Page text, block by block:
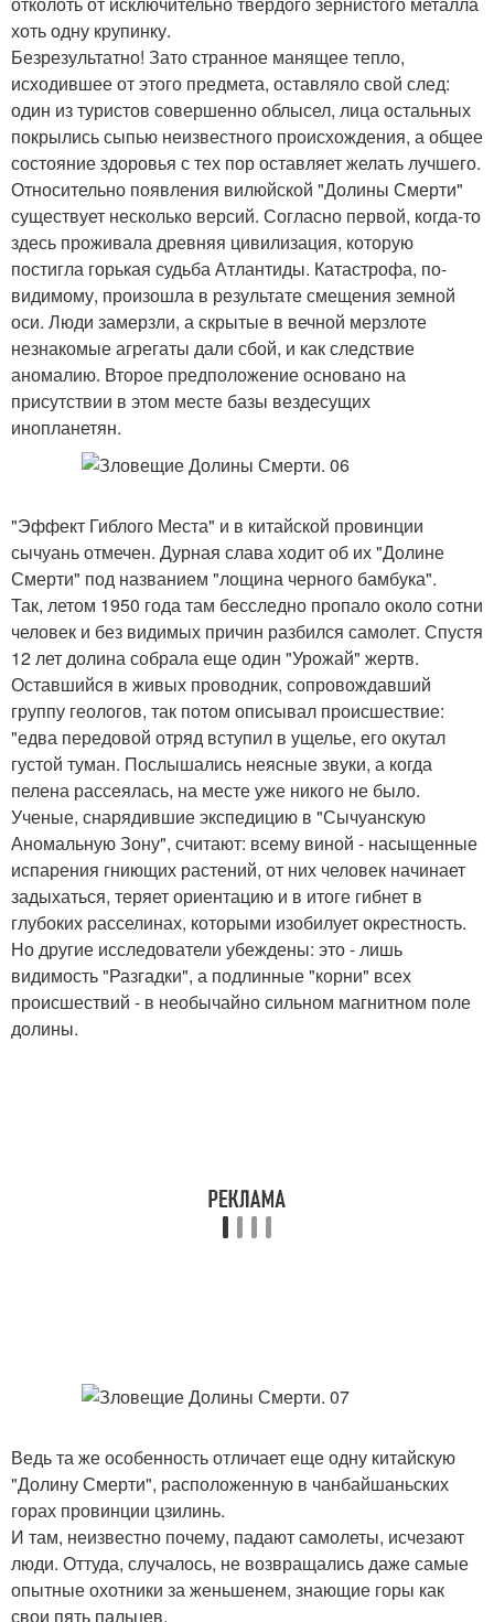
хоть одну крупинку.
Безрезультатно! Зато странное манящее тепло,
исходившее от этого предмета, оставляло свой след:
один из туристов совершенно облысел, лица остальных
покрылись сыпью неизвестного происхождения, а общее
состояние здоровья с тех пор оставляет желать лучшего.
Относительно появления вилюйской "Долины Смерти"
существует несколько версий. Согласно первой, когда-то
здесь проживала древняя цивилизация, которую
постигла горькая судьба Атлантиды. Катастрофа, по-
видимому, произошла в результате смещения земной
оси. Люди замерзли, а скрытые в вечной мерзлоте
незнакомые агрегаты дали сбой, и как следствие
аномалию. Второе предположение основано на
присутствии в этом месте базы вездесущих
инопланетян.
"Эффект Гиблого Места" и в китайской провинции
сычуань отмечен. Дурная слава ходит об их "Долине
Смерти" под названием "лощина черного бамбука".
Так, летом 1950 года там бесследно пропало около сотни
человек и без видимых причин разбился самолет. Спустя
12 лет долина собрала еще один "Урожай" жертв.
Оставшийся в живых проводник, сопровождавший
группу геологов, так потом описывал происшествие:
"едва передовой отряд вступил в ущелье, его окутал
густой туман. Послышались неясные звуки, а когда
пелена рассеялась, на месте уже никого не было.
Ученые, снарядившие экспедицию в "Сычуанскую
Аномальную Зону", считают: всему виной - насыщенные
испарения гниющих растений, от них человек начинает
задыхаться, теряет ориентацию и в итоге гибнет в
глубоких расселинах, которыми изобилует окрестность.
Но другие исследователи убеждены: это - лишь
видимость "Разгадки", а подлинные "корни" всех
происшествий - в необычайно сильном магнитном поле
долины.
Ведь та же особенность отличает еще одну китайскую
"Долину Смерти", расположенную в чанбайшаньских
горах провинции цзилинь.
И там, неизвестно почему, падают самолеты, исчезают
люди. Оттуда, случалось, не возвращались даже самые
опытные охотники за женьшенем, знающие горы как
свои пять пальцев.